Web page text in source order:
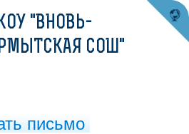
"ВНОВЬ-
СОШ"
письмо